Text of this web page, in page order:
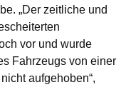
„Der zeitliche und
vor und wurde
Fahrzeugs von einer
aufgehoben“,